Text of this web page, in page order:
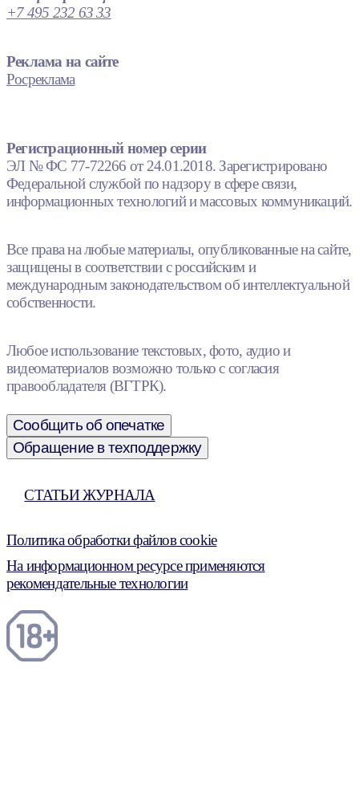
+7 495 232 63 33
Реклама на сайте
Росреклама
Регистрационный номер серии
ЭЛ № ФС 77-72266 от 24.01.2018. Зарегистрировано
Федеральной службой по надзору в сфере связи,
информационных технологий и массовых коммуникаций.
Все права на любые материалы, опубликованные на сайте,
защищены в соответствии с российским и
международным законодательством об интеллектуальной
собственности.
Любое использование текстовых, фото, аудио и
видеоматериалов возможно только с согласия
правообладателя (ВГТРК).
Сообщить об опечатке
Обращение в техподдержку
СТАТЬИ ЖУРНАЛА
Политика обработки файлов cookie
На информационном ресурсе применяются
рекомендательные технологии